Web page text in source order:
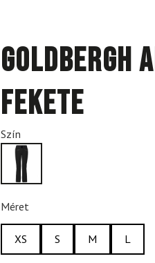
fekete
Szín
Méret
XS S M L